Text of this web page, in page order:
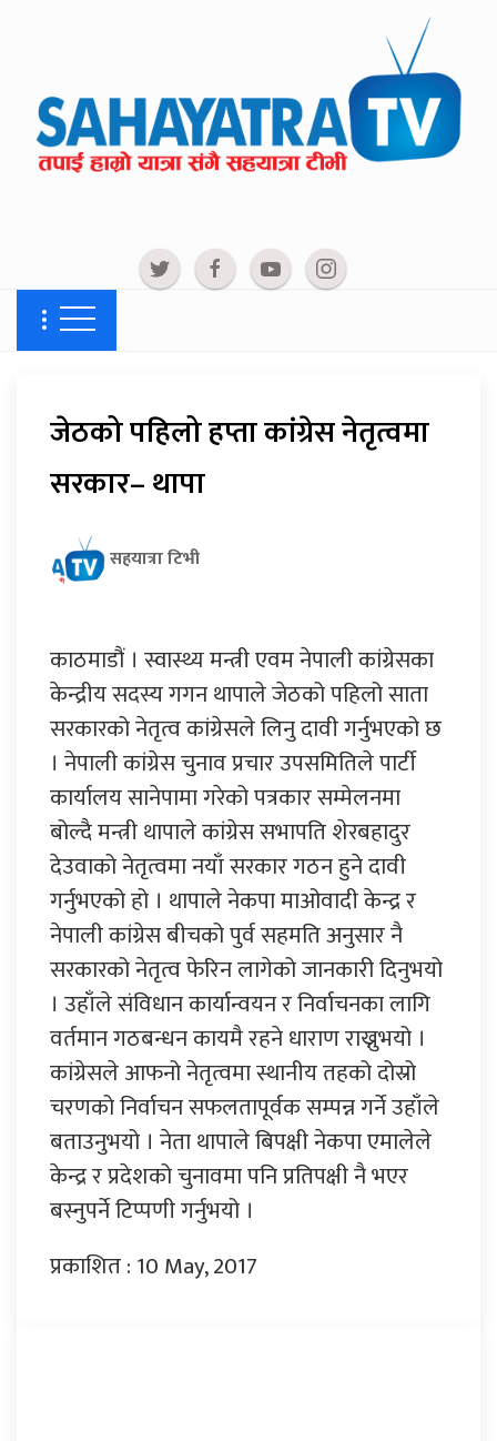
जेठको पहिलो हप्ता कांग्रेस नेतृत्वमा
सरकार– थापा
सहयात्रा टिभी
काठमाडौं । स्वास्थ्य मन्त्री एवम नेपाली कांग्रेसका
केन्द्रीय सदस्य गगन थापाले जेठको पहिलो साता
सरकारको नेतृत्व कांग्रेसले लिनु दावी गर्नुभएको छ
। नेपाली कांग्रेस चुनाव प्रचार उपसमितिले पार्टी
कार्यालय सानेपामा गरेको पत्रकार सम्मेलनमा
बोल्दै मन्त्री थापाले कांग्रेस सभापति शेरबहादुर
देउवाको नेतृत्वमा नयाँ सरकार गठन हुने दावी
गर्नुभएको हो । थापाले नेकपा माओवादी केन्द्र र
नेपाली कांग्रेस बीचको पुर्व सहमति अनुसार नै
सरकारको नेतृत्व फेरिन लागेको जानकारी दिनुभयो
। उहाँले संविधान कार्यान्वयन र निर्वाचनका लागि
वर्तमान गठबन्धन कायमै रहने धाराण राख्नुभयो ।
कांग्रेसले आफनो नेतृत्वमा स्थानीय तहको दोस्रो
चरणको निर्वाचन सफलतापूर्वक सम्पन्न गर्ने उहाँले
बताउनुभयो । नेता थापाले बिपक्षी नेकपा एमालेले
केन्द्र र प्रदेशको चुनावमा पनि प्रतिपक्षी नै भएर
बस्नुपर्ने टिप्पणी गर्नुभयो ।
प्रकाशित : 10 May, 2017